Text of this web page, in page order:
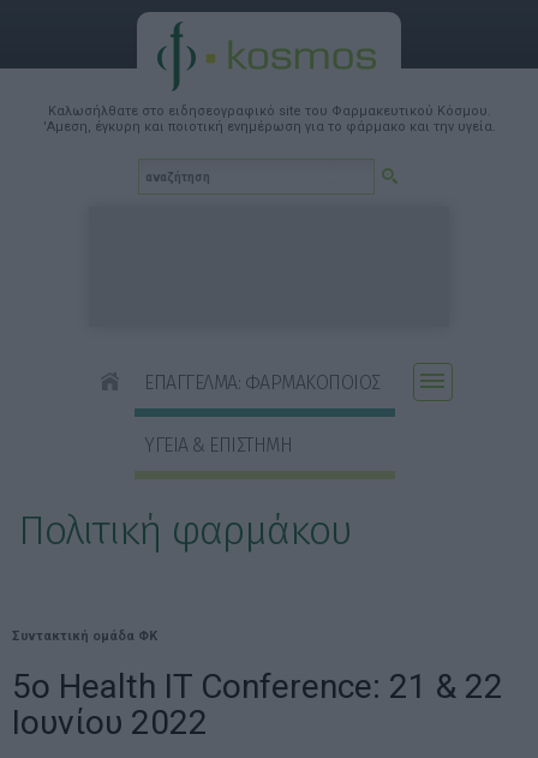
Καλωσήλθατε στο ειδησεογραφικό site του Φαρμακευτικού Κόσμου.
'Αμεση, έγκυρη και ποιοτική ενημέρωση για το φάρμακο και την υγεία.
ΕΠΑΓΓΕΛΜΑ: ΦΑΡΜΑΚΟΠΟΙΟΣ
ΥΓΕΙΑ & ΕΠΙΣΤΗΜΗ
Πολιτική φαρμάκου
Συντακτική ομάδα ΦΚ
5ο Health IT Conference: 21 & 22
Ιουνίου 2022